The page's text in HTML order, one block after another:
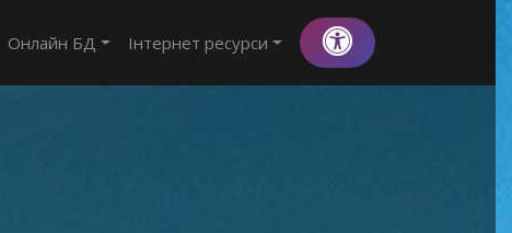
Онлайн БД Інтернет ресурси